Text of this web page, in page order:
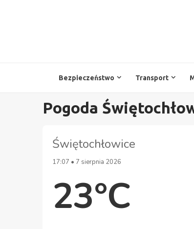
Bezpieczeństwo Transport
Pogoda
Świętochłowice
17:07 • 7 sierpnia 2026
23°C